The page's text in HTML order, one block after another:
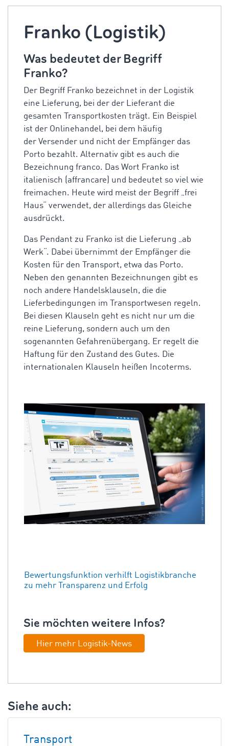
Franko (Logistik)
Was bedeutet der Begriff
Franko?
Der Begriff Franko bezeichnet in der Logistik
eine Lieferung, bei der der Lieferant die
gesamten Transportkosten trägt. Ein Beispiel
ist der Onlinehandel, bei dem häufig
der Versender und nicht der Empfänger das
Porto bezahlt. Alternativ gibt es auch die
Bezeichnung franco. Das Wort Franko ist
italienisch (affrancare) und bedeutet so viel wie
freimachen. Heute wird meist der Begriff „frei
Haus“ verwendet, der allerdings das Gleiche
ausdrückt.
Das Pendant zu Franko ist die Lieferung „ab
Werk“. Dabei übernimmt der Empfänger die
Kosten für den Transport, etwa das Porto.
Neben den genannten Bezeichnungen gibt es
noch andere Handelsklauseln, die die
Lieferbedingungen im Transportwesen regeln.
Bei diesen Klauseln geht es nicht nur um die
reine Lieferung, sondern auch um den
sogenannten Gefahrenübergang. Er regelt die
Haftung für den Zustand des Gutes. Die
internationalen Klauseln heißen Incoterms.
Bewertungs­funktion verhilft Logistik­branche
zu mehr Trans­parenz und Erfolg
Sie möchten weitere Infos?
Hier mehr Logistik-News
Siehe auch:
Transport